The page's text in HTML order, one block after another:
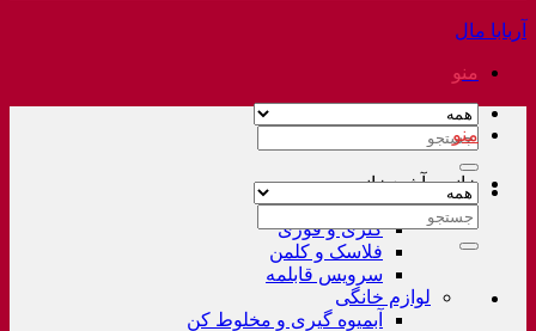
آربابا مال
منو
جستجو
خانه و آشپزخانه
لوازم خانگی غیر برقی
کتری و قوری
فلاسک و کلمن
سرویس قابلمه
لوازم خانگی
آبمیوه گیری و مخلوط کن
منو
جستجو